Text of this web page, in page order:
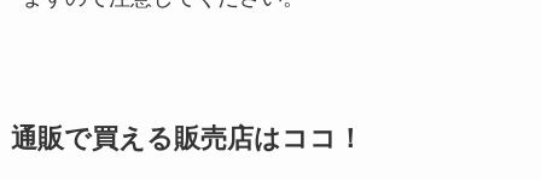
通販で買える販売店はココ！